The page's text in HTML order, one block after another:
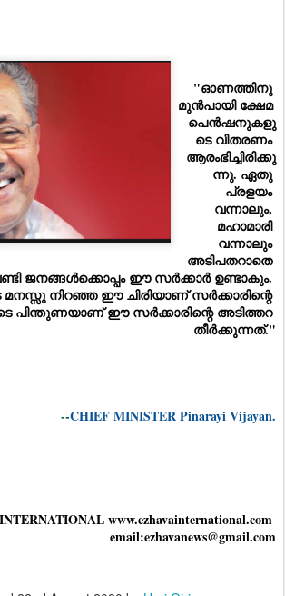
"ഓണത്തിനു
മുൻപായി ക്ഷേമ
പെൻഷനുകളു
ടെ വിതരണം
ആരംഭിച്ചിരിക്കു
ന്നു. ഏതു
പ്രളയം
വന്നാലും,
മഹാമാരി
വന്നാലും
അടിപതറാതെ
ജനങ്ങൾക്കൊപ്പം ഈ സർക്കാർ ഉണ്ടാകും.
നിറഞ്ഞ ഈ ചിരിയാണ് സർക്കാരിന്റെ
പിന്തുണയാണ് ഈ സർക്കാരിന്റെ അടിത്തറ
തീർക്കുന്നത്."
--CHIEF MINISTER Pinarayi Vijayan.
www.ezhavainternational.com
email:ezhavanews@gmail.com